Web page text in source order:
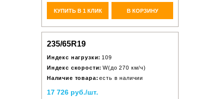
КУПИТЬ В 1 КЛИК В КОРЗИНУ
235/65R19
Индекс нагрузки: 109
Индекс скорости: W(до 270 км/ч)
Наличие товара: есть в наличии
17 726 руб./шт.